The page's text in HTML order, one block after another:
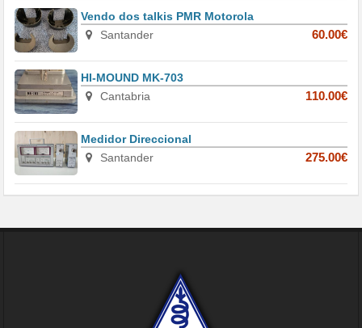
Vendo dos talkis PMR Motorola
Santander
60.00€
HI-MOUND MK-703
Cantabria
110.00€
Medidor Direccional
Santander
275.00€